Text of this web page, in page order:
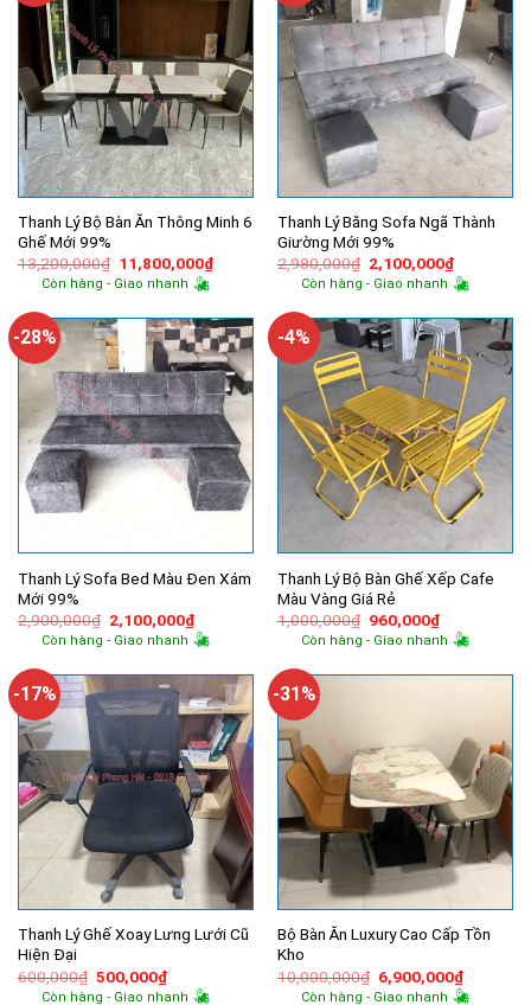
Thanh Lý Bộ Bàn Ăn Thông Minh 6
Ghế Mới 99%
13,200,000₫ Giá
gốc
là:
11,800,000₫Giá
hiện
11,800,000₫.
Còn hàng - Giao nhanh
Thanh Lý Băng Sofa Ngã Thành
Giường Mới 99%
2,980,000₫ Giá
gốc
là:
2,100,000₫Giá
hiện
tại
Còn hàng - Giao nhanh
-28%
Thanh Lý Sofa Bed Màu Đen Xám
Mới 99%
2,900,000₫ Giá
gốc
là:
2,100,000₫Giá
hiện
tại
2,100,000₫.
Còn hàng - Giao nhanh
-4%
Thanh Lý Bộ Bàn Ghế Xếp Cafe
Màu Vàng Giá Rẻ
1,000,000₫ Giá
gốc
là:
960,000₫Giá
hiện
tại
960,000₫.
Còn hàng - Giao nhanh
-17%
Thanh Lý Ghế Xoay Lưng Lưới Cũ
Hiện Đại
600,000₫ Giá
gốc
500,000₫Giá
hiện
Còn hàng - Giao nhanh
-31%
Bộ Bàn Ăn Luxury Cao Cấp Tồn
Kho
10,000,000₫ Giá
gốc
6,900,000₫Giá
hiện
Còn hàng - Giao nhanh